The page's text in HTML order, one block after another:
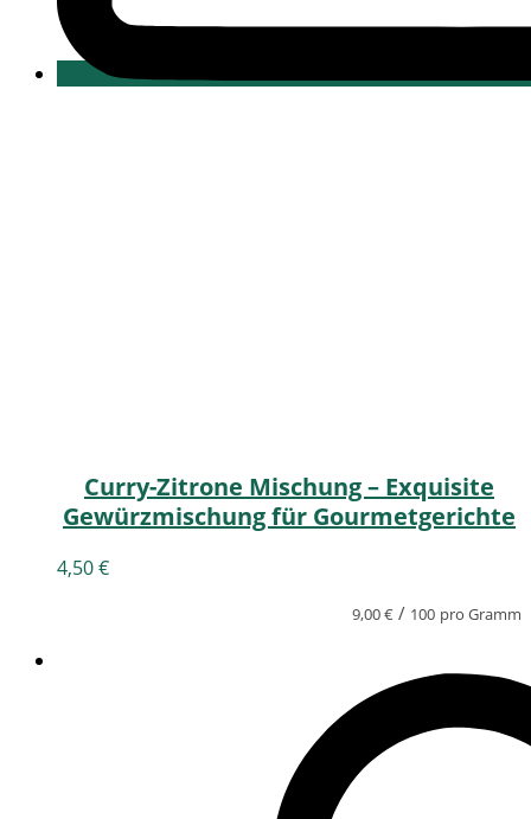
Curry-Zitrone Mischung – Exquisite
Gewürzmischung für Gourmetgerichte
4,50€
9,00€ / 100 pro Gramm